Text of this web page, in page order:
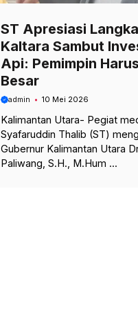
ST Apresiasi
Kaltara Sambut
Api: Pemimpin
Besar
admin 10 Mei 2026
Kalimantan Utara- Pegiat
Syafaruddin Thalib (ST)
Gubernur Kalimantan Utara
Paliwang, S.H., M.Hum ...